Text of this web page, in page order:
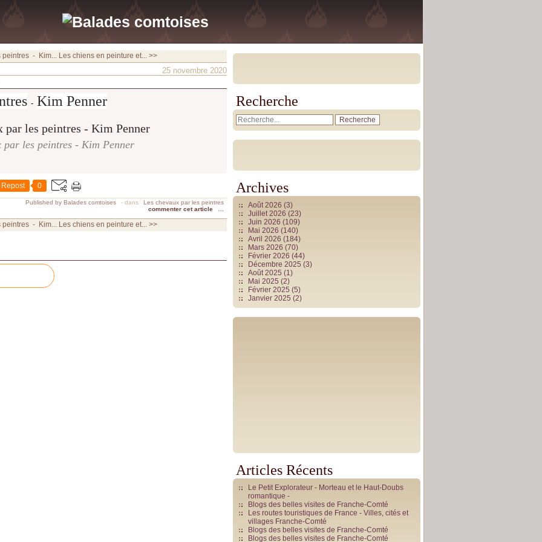
peintres - Kim... Les chiens en peinture et... >>
25 novembre 2020
- Kim Penner
par les peintres - Kim Penner
Repost 0
Published by Balades comtoises - dans
Les chevaux par les peintres
commenter cet article
peintres - Kim... Les chiens en peinture et... >>
Recherche
Archives
Août 2026 (3)
Juillet 2026 (23)
Juin 2026 (109)
Mai 2026 (140)
Avril 2026 (184)
Mars 2026 (70)
Février 2026 (44)
Décembre 2025 (3)
Août 2025 (1)
Mai 2025 (2)
Février 2025 (5)
Janvier 2025 (2)
Articles Récents
Le Petit Explorateur - Morteau et le Haut-Doubs
romantique -
Blogs des belles visites de Franche-Comté
Les routes touristiques de France - Villes, cités et
villages Franche-Comté
Blogs des belles visites de Franche-Comté
Blogs des belles visites de Franche-Comté